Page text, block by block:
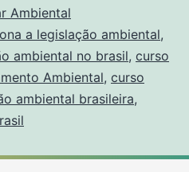
Ambiental
a legislação ambiental,
ambiental no brasil, curso
Ambiental, curso
ambiental brasileira,